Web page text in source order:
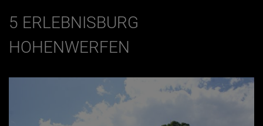
5 ERLEBNISBURG
HOHENWERFEN